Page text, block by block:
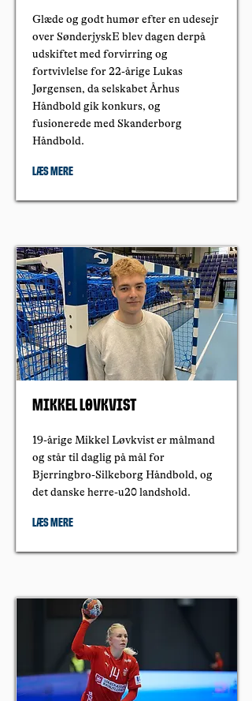
Glæde og godt humør efter en udesejr
over SønderjyskE blev dagen derpå
udskiftet med forvirring og
fortvivlelse for 22-årige Lukas
Jørgensen, da selskabet Århus
Håndbold gik konkurs, og
fusionerede med Skanderborg
Håndbold.
Læs mere
Mikkel Løvkvist
19-årige Mikkel Løvkvist er målmand
og står til daglig på mål for
Bjerringbro-Silkeborg Håndbold, og
det danske herre-u20 landshold.
Læs mere